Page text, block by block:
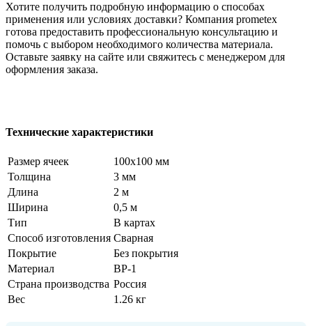
Хотите получить подробную информацию о способах
применения или условиях доставки? Компания prometex
готова предоставить профессиональную консультацию и
помочь с выбором необходимого количества материала.
Оставьте заявку на сайте или свяжитесь с менеджером для
оформления заказа.
Технические характеристики
Размер ячеек
100х100 мм
Толщина
3 мм
Длина
2 м
Ширина
0,5 м
Тип
В картах
Способ изготовления Сварная
Покрытие
Без покрытия
Материал
ВР-1
Страна производства Россия
Вес
1.26 кг